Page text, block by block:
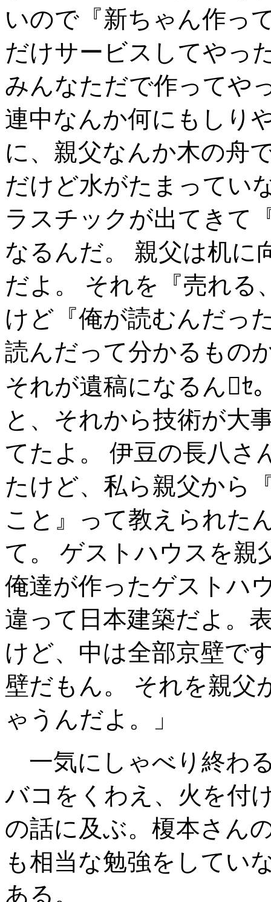
いので『新ちゃん作っ
だけサービスしてやっ
みんなただで作ってや
連中なんか何にもしり
に、親父なんか木の舟
だけど水がたまってい
ラスチックが出てきて
なるんだ。 親父は机に
だよ。 それを『売れる
けど『俺が読むんだっ
読んだって分かるもの
それが遺稿になるんｾ
と、それから技術が大
てたよ。 伊豆の長八さ
たけど、私ら親父から
こと』って教えられた
て。 ゲストハウスを親
俺達が作ったゲストハ
違って日本建築だよ。
けど、中は全部京壁で
壁だもん。 それを親父
ゃうんだよ。」
一気にしゃべり終わ
バコをくわえ、火を付
の話に及ぶ。榎本さん
も相当な勉強をしてい
ある。